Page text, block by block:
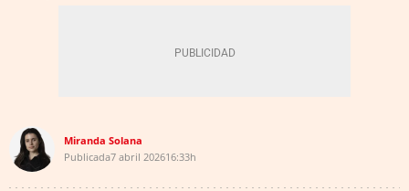
Miranda Solana
Publicada7 abril 202616:33h